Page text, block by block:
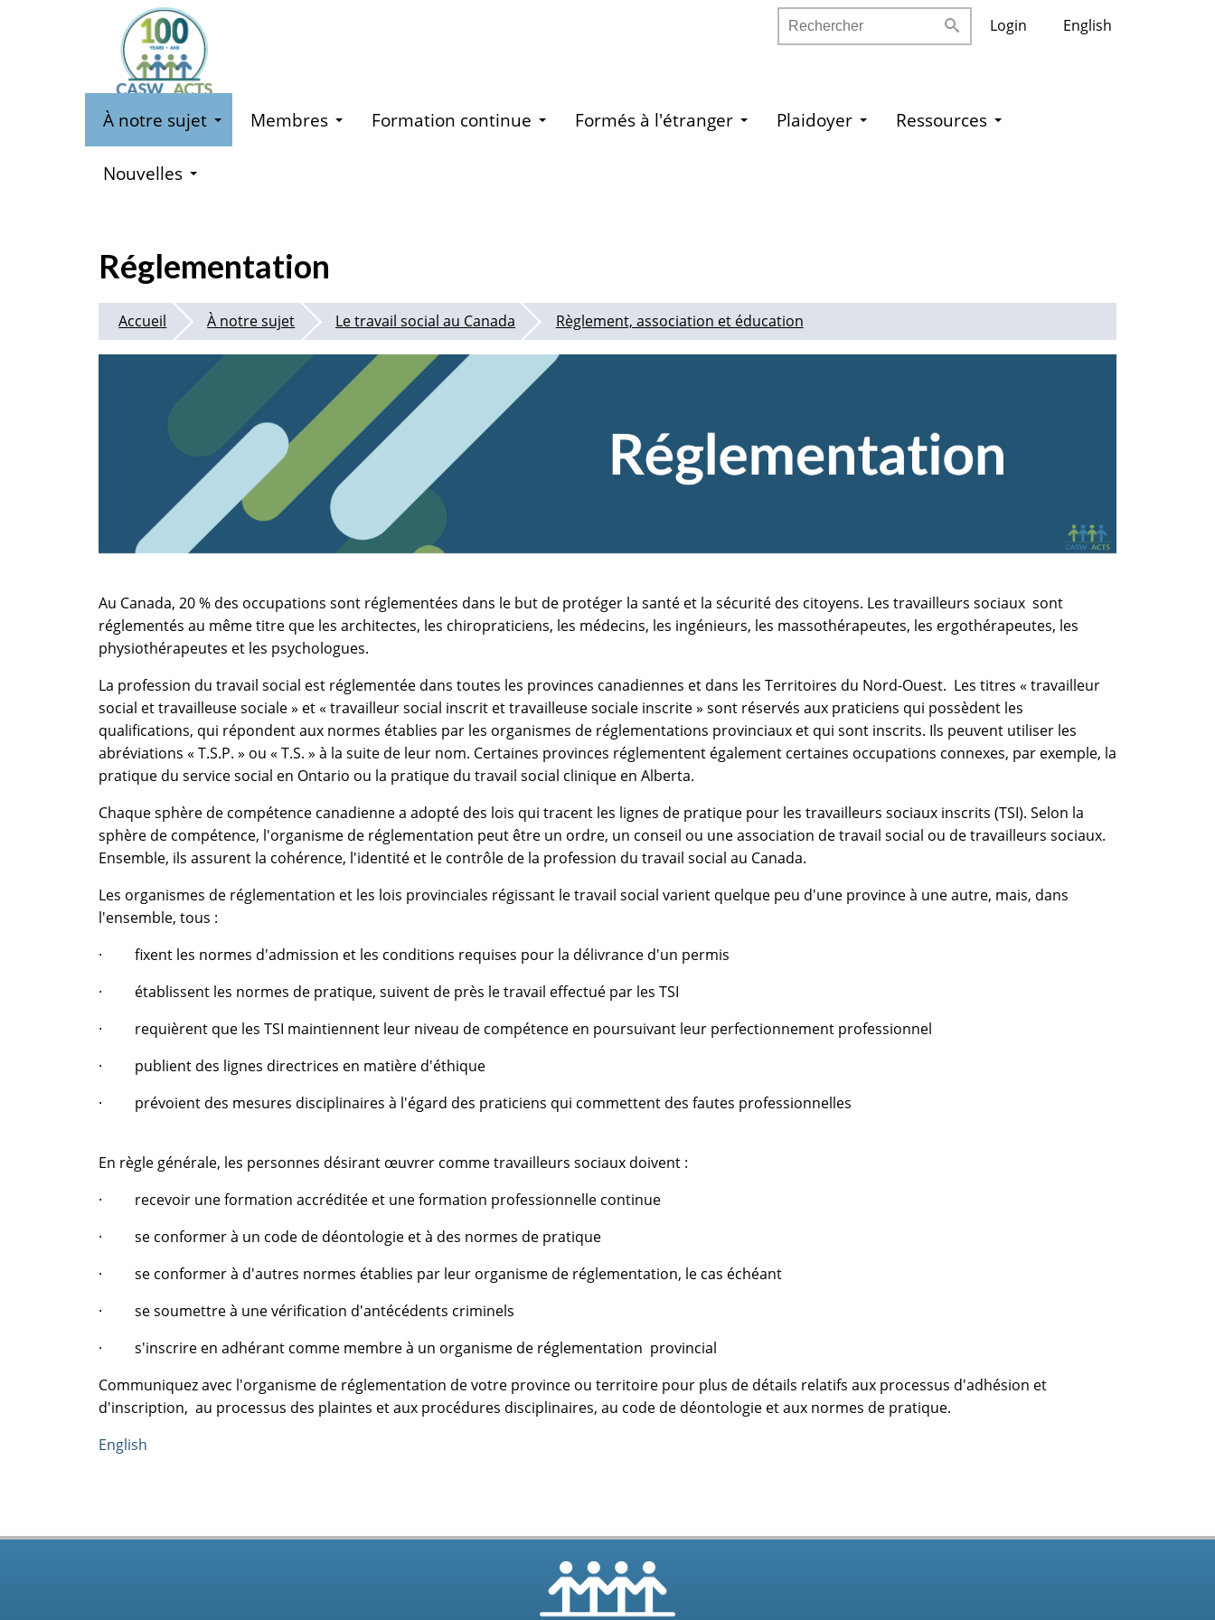
English
Login
Rechercher
À notre sujet Membres Formation continue Formés à l'étranger Plaidoyer Ressources
Nouvelles
Réglementation
Accueil À notre sujet Le travail social au Canada Règlement, association et éducation
Au Canada, 20 % des occupations sont réglementées dans le but de protéger la santé et la sécurité des citoyens. Les travailleurs sociaux sont
réglementés au même titre que les architectes, les chiropraticiens, les médecins, les ingénieurs, les massothérapeutes, les ergothérapeutes, les
physiothérapeutes et les psychologues.
La profession du travail social est réglementée dans toutes les provinces canadiennes et dans les Territoires du Nord-Ouest. Les titres « travailleur
social et travailleuse sociale » et « travailleur social inscrit et travailleuse sociale inscrite » sont réservés aux praticiens qui possèdent les
qualifications, qui répondent aux normes établies par les organismes de réglementations provinciaux et qui sont inscrits. Ils peuvent utiliser les
abréviations « T.S.P. » ou « T.S. » à la suite de leur nom. Certaines provinces réglementent également certaines occupations connexes, par exemple, la
pratique du service social en Ontario ou la pratique du travail social clinique en Alberta.
Chaque sphère de compétence canadienne a adopté des lois qui tracent les lignes de pratique pour les travailleurs sociaux inscrits (TSI). Selon la
sphère de compétence, l'organisme de réglementation peut être un ordre, un conseil ou une association de travail social ou de travailleurs sociaux.
Ensemble, ils assurent la cohérence, l'identité et le contrôle de la profession du travail social au Canada.
Les organismes de réglementation et les lois provinciales régissant le travail social varient quelque peu d'une province à une autre, mais, dans
l'ensemble, tous :
· fixent les normes d'admission et les conditions requises pour la délivrance d'un permis
· établissent les normes de pratique, suivent de près le travail effectué par les TSI
· requièrent que les TSI maintiennent leur niveau de compétence en poursuivant leur perfectionnement professionnel
· publient des lignes directrices en matière d'éthique
· prévoient des mesures disciplinaires à l'égard des praticiens qui commettent des fautes professionnelles
En règle générale, les personnes désirant œuvrer comme travailleurs sociaux doivent :
· recevoir une formation accréditée et une formation professionnelle continue
· se conformer à un code de déontologie et à des normes de pratique
· se conformer à d'autres normes établies par leur organisme de réglementation, le cas échéant
· se soumettre à une vérification d'antécédents criminels
· s'inscrire en adhérant comme membre à un organisme de réglementation provincial
Communiquez avec l'organisme de réglementation de votre province ou territoire pour plus de détails relatifs aux processus d'adhésion et
d'inscription, au processus des plaintes et aux procédures disciplinaires, au code de déontologie et aux normes de pratique.
English